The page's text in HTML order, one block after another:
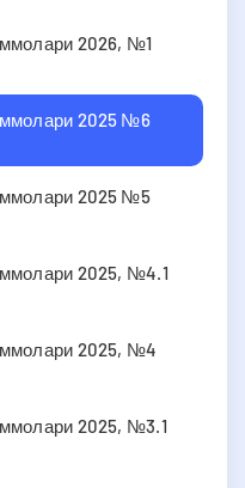
2026, №1
2025 №6
2025 №5
2025, №4.1
2025, №4
2025, №3.1